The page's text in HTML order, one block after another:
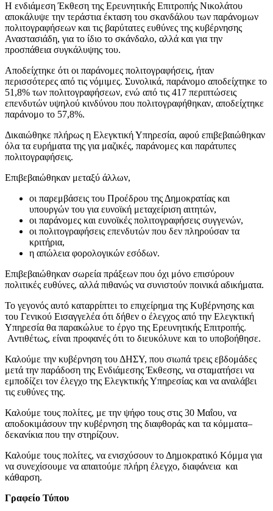
H ενδιάμεση Έκθεση της Ερευνητικής Επιτροπής Νικολάτου
αποκάλυψε την τεράστια έκταση του σκανδάλου των παράνομων
πολιτογραφήσεων και τις βαρύτατες ευθύνες της κυβέρνησης
Αναστασιάδη, για το ίδιο το σκάνδαλο, αλλά και για την
προσπάθεια συγκάλυψης του.
Αποδείχτηκε ότι οι παράνομες πολιτογραφήσεις, ήταν
περισσότερες από τις νόμιμες. Συνολικά, παράνομο αποδείχτηκε το
51,8% των πολιτογραφήσεων, ενώ από τις 417 περιπτώσεις
επενδυτών υψηλού κινδύνου που πολιτογραφήθηκαν, αποδείχτηκε
παράνομο το 57,8%.
Δικαιώθηκε πλήρως η Ελεγκτική Υπηρεσία, αφού επιβεβαιώθηκαν
όλα τα ευρήματα της για μαζικές, παράνομες και παράτυπες
πολιτογραφήσεις.
Επιβεβαιώθηκαν μεταξύ άλλων,
οι παρεμβάσεις του Προέδρου της Δημοκρατίας και
υπουργών του για ευνοϊκή μεταχείριση αιτητών,
οι παράνομες και ευνοϊκές πολιτογραφήσεις συγγενών,
οι πολιτογραφήσεις επενδυτών που δεν πληρούσαν τα
κριτήρια,
η απώλεια φορολογικών εσόδων.
Επιβεβαιώθηκαν σωρεία πράξεων που όχι μόνο επισύρουν
πολιτικές ευθύνες, αλλά πιθανώς να συνιστούν ποινικά αδικήματα.
Το γεγονός αυτό καταρρίπτει το επιχείρημα της Κυβέρνησης και
του Γενικού Εισαγγελέα ότι δήθεν ο έλεγχος από την Ελεγκτική
Υπηρεσία θα παρακώλυε το έργο της Ερευνητικής Επιτροπής.
Αντιθέτως, είναι προφανές ότι το διευκόλυνε και το υποβοήθησε.
Καλούμε την κυβέρνηση του ΔΗΣΥ, που σιωπά τρεις εβδομάδες
μετά την παράδοση της Ενδιάμεσης Έκθεσης, να σταματήσει να
εμποδίζει τον έλεγχο της Ελεγκτικής Υπηρεσίας και να αναλάβει
τις ευθύνες της.
Καλούμε τους πολίτες, με την ψήφο τους στις 30 Μαΐου, να
αποδοκιμάσουν την κυβέρνηση της διαφθοράς και τα κόμματα–
δεκανίκια που την στηρίζουν.
Καλούμε τους πολίτες, να ενισχύσουν το Δημοκρατικό Κόμμα για
να συνεχίσουμε να απαιτούμε πλήρη έλεγχο, διαφάνεια και
κάθαρση.
Γραφείο Τύπου